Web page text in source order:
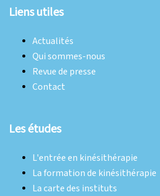
Liens utiles
Actualités
Qui sommes-nous
Revue de presse
Contact
Les études
L'entrée en kinésithérapie
La formation de kinésithérapie
La carte des instituts